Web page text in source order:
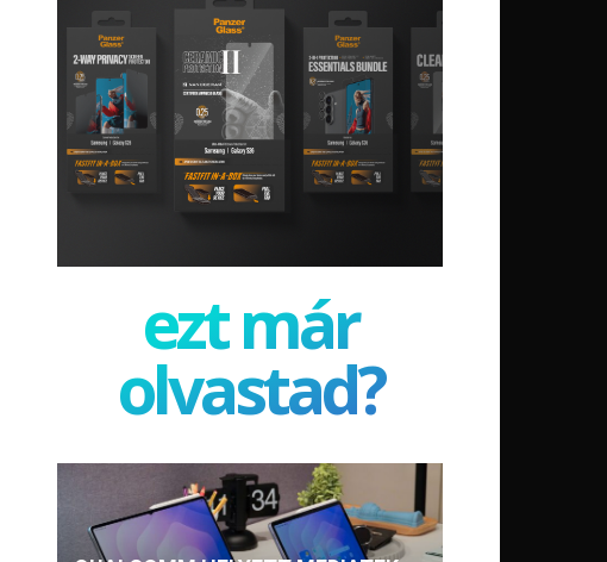
ezt már
olvastad?